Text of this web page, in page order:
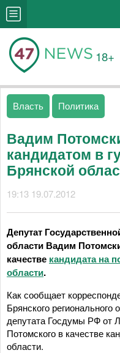
18+
Власть Политика
Вадим
кандидатом в
Брянской
19:13 19.07.2012
Депутат
области Вадим
качестве кандидата на
области.
Как сообщает
Брянского
депутата Госдумы РФ от
Потомского в качестве
области.